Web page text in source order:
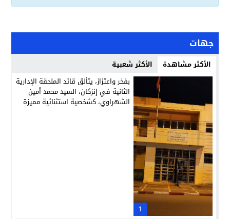
جهات
الأكثر مشاهدة الأكثر شعبية
1
بفخر واعتزاز، يتألق قائد الملحقة الإدارية
الثانية في إنزكان، السيد محمد أمين
الشهراوي، كشخصية استثنائية مميزة